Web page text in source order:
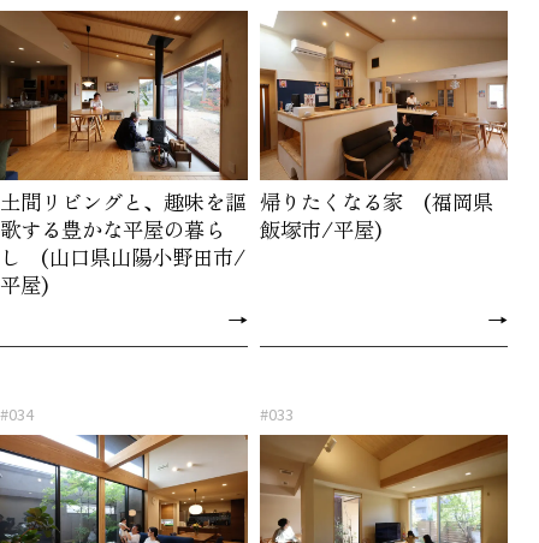
土間リビングと、趣味を謳
歌する豊かな平屋の暮ら
し (山口県山陽小野田市/
平屋)
→
帰りたくなる家 (福岡県
飯塚市/平屋)
→
#034 #033